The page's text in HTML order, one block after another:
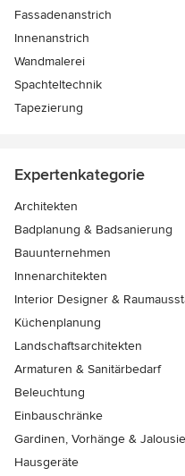
Fassadenanstrich
Innenanstrich
Wandmalerei
Spachteltechnik
Tapezierung
Expertenkategorie
Architekten
Badplanung & Badsanierung
Bauunternehmen
Innenarchitekten
Interior Designer &
Küchenplanung
Landschaftsarchitekten
Armaturen & Sanitärbedarf
Beleuchtung
Einbauschränke
Gardinen, Vorhänge &
Hausgeräte